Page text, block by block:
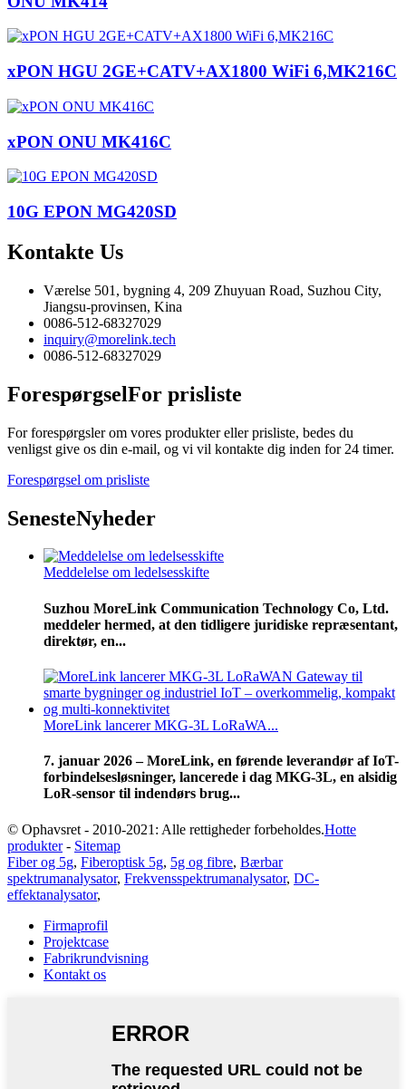
xPON HGU 2GE+CATV+AX1800 WiFi 6,MK216C
xPON ONU MK416C
10G EPON MG420SD
Kontakte Us
Værelse 501, bygning 4, 209 Zhuyuan Road, Suzhou City,
Jiangsu-provinsen, Kina
0086-512-68327029
inquiry@morelink.tech
0086-512-68327029
ForespørgselFor prisliste
For forespørgsler om vores produkter eller prisliste, bedes du
venligst give os din e-mail, og vi vil kontakte dig inden for 24 timer.
Forespørgsel om prisliste
SenesteNyheder
Meddelelse om ledelsesskifte
Suzhou MoreLink Communication Technology Co, Ltd.
meddeler hermed, at den tidligere juridiske repræsentant,
direktør, en...
MoreLink lancerer MKG-3L LoRaWA...
7. januar 2026 – MoreLink, en førende leverandør af IoT-
forbindelsesløsninger, lancerede i dag MKG-3L, en alsidig
LoR-sensor til indendørs brug...
© Ophavsret - 2010-2021: Alle rettigheder forbeholdes.Hotte
produkter- Sitemap
Fiber og 5g, Fiberoptisk 5g, 5g og fibre, Bærbar
spektrumanalysator, Frekvensspektrumanalysator, DC-
effektanalysator,
Firmaprofil
Projektcase
Fabrikrundvisning
Kontakt os